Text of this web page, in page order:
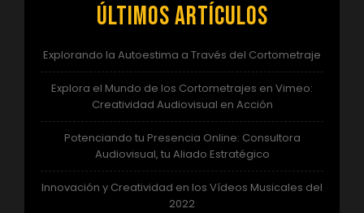
Últimos artículos
Explorando la Autoestima a Través del Cortometraje
Explora el Mundo de los Cortometrajes en Vimeo:
Creatividad Audiovisual en Acción
Potenciando tu Presencia Online: Consultora
Audiovisual, tu Aliado Estratégico
Innovación y Creatividad en los Vídeos Musicales del
2022